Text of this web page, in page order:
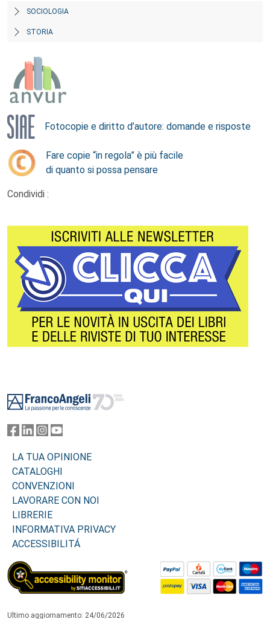
SOCIOLOGIA
STORIA
Fotocopie e diritto d’autore: domande e risposte
Fare copie “in regola” è più facile
di quanto si possa pensare
Condividi :
LA TUA OPINIONE
CATALOGHI
CONVENZIONI
LAVORARE CON NOI
LIBRERIE
INFORMATIVA PRIVACY
ACCESSIBILITÁ
Ultimo aggiornamento: 24/06/2026